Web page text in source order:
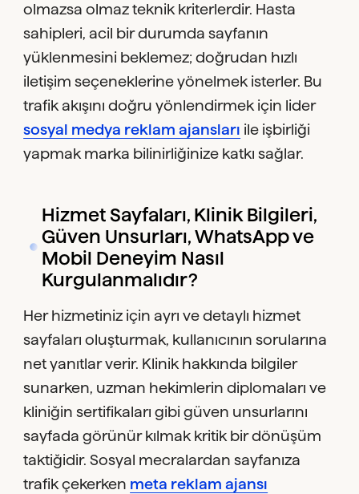
olmazsa olmaz teknik kriterlerdir. Hasta
sahipleri, acil bir durumda sayfanın
yüklenmesini beklemez; doğrudan hızlı
iletişim seçeneklerine yönelmek isterler. Bu
trafik akışını doğru yönlendirmek için lider
sosyal medya reklam ajansları ile işbirliği
yapmak marka bilinirliğinize katkı sağlar.
Hizmet Sayfaları, Klinik Bilgileri,
Güven Unsurları, WhatsApp ve
Mobil Deneyim Nasıl
Kurgulanmalıdır?
Her hizmetiniz için ayrı ve detaylı hizmet
sayfaları oluşturmak, kullanıcının sorularına
net yanıtlar verir. Klinik hakkında bilgiler
sunarken, uzman hekimlerin diplomaları ve
kliniğin sertifikaları gibi güven unsurlarını
sayfada görünür kılmak kritik bir dönüşüm
taktiğidir. Sosyal mecralardan sayfanıza
trafik çekerken meta reklam ajansı